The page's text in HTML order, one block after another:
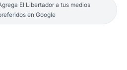
El Libertador a tus medios
en Google